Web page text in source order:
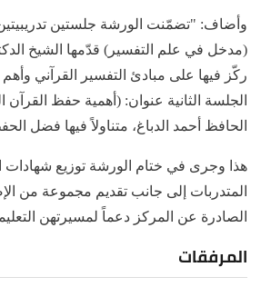
وأضاف: "تضمّنت الورشة جلستين
(مدخل في علم التفسير) قدّمها الشيخ
ركّز فيها على مبادئ التفسير القرآني
الجلسة الثانية عنوان: (أهمية حفظ القرآن
الحافظ أحمد الدباغ، متناولاً فيها فضل
هذا وجرى في ختام الورشة توزيع شهادات
المتدربات إلى جانب تقديم مجموعة من
الصادرة عن المركز دعماً لمسيرتهن
المرفقات